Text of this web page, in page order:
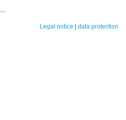
Legal notice data protection